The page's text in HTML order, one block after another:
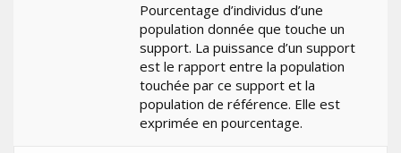
Pourcentage d’individus d’une
population donnée que touche un
support. La puissance d’un support
est le rapport entre la population
touchée par ce support et la
population de référence. Elle est
exprimée en pourcentage.